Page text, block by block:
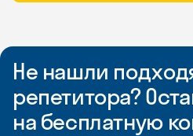
Не нашли
репетитора?
на бесплатную